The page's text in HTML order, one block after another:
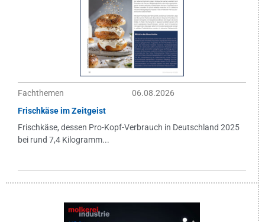
Fachthemen
06.08.2026
Frischkäse im Zeitgeist
Frischkäse, dessen Pro-Kopf-Verbrauch in Deutschland 2025
bei rund 7,4 Kilogramm...